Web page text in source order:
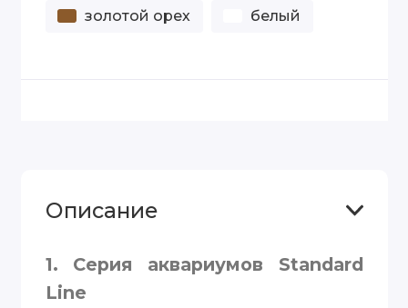
золотой орех белый
Описание
1. Серия аквариумов Standard
Line